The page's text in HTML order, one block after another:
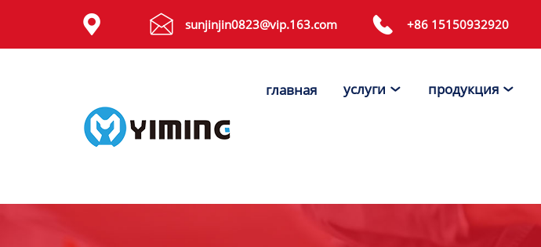
  sunjinjin0823@vip.163.com  +86 15150932920
главная услуги  продукция 